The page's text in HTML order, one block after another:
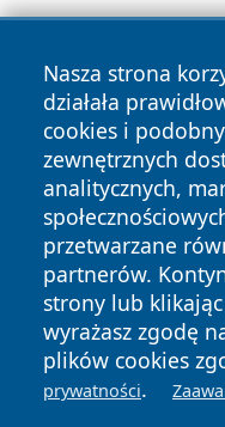
Nasza strona
działała
cookies i
zewnętrznych
analitycznych,
przetwarzane
partnerów.
strony lub
wyrażasz zgodę
plików cookies
prywatności.
Copyright © 2026
zastrzeżone.
News Autorzy